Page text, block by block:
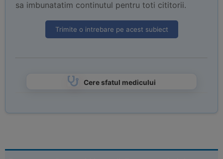
sa imbunatatim continutul pentru toti cititorii.
Trimite o intrebare pe acest subiect
Cere sfatul medicului